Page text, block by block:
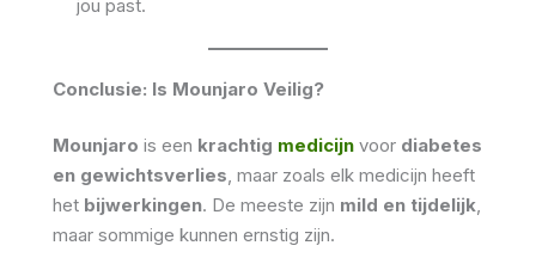
jou past.
Conclusie: Is Mounjaro Veilig?
Mounjaro is een krachtig medicijn voor diabetes
en gewichtsverlies, maar zoals elk medicijn heeft
het bijwerkingen. De meeste zijn mild en tijdelijk,
maar sommige kunnen ernstig zijn.